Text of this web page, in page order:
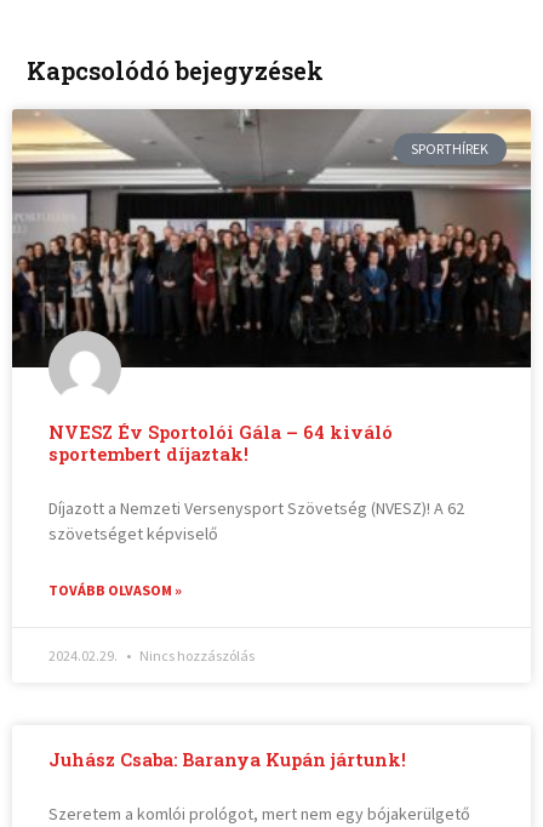
Kapcsolódó bejegyzések
SPORTHÍREK
NVESZ Év Sportolói Gála – 64 kiváló
sportembert díjaztak!
Díjazott a Nemzeti Versenysport Szövetség (NVESZ)! A 62
szövetséget képviselő
TOVÁBB OLVASOM »
2024.02.29. Nincs hozzászólás
Juhász Csaba: Baranya Kupán jártunk!
Szeretem a komlói prológot, mert nem egy bójakerülgető